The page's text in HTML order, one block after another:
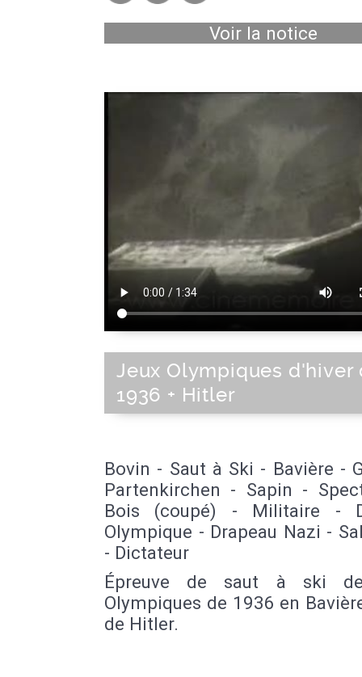
Voir la notice
Jeux Olympiques d'hiver
1936 + Hitler
Bovin - Saut à Ski - Bavière -
Partenkirchen - Sapin -
Bois (coupé) - Militaire -
Olympique - Drapeau Nazi -
- Dictateur
Épreuve de saut à ski
Olympiques de 1936 en
de Hitler.